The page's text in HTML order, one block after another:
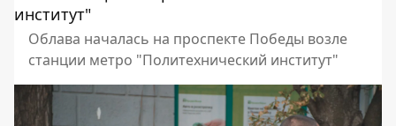
Облава началась на проспекте Победы возле
станции метро "Политехнический институт"